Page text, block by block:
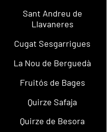
Sant Andreu de
Llavaneres
Cugat Sesgarrigues
La Nou de Berguedà
Fruitós de Bages
Quirze Safaja
Quirze de Besora